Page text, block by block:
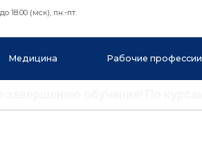
18.00 (мск), пн.-пт.
Медицина Рабочие профессии